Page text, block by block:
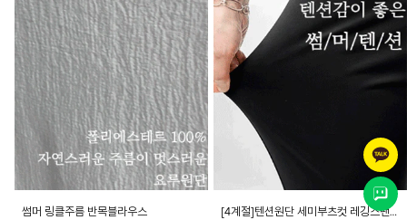
썸머 링클주름 반목블라우스 [4계절]텐션원단 세미부츠컷 레깅스팬